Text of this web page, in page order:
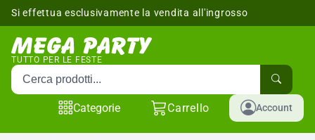
Si effettua esclusivamente la vendita all'ingrosso
TUTTO PER LE FESTE
Cerca prodotti
Categorie Carrello Account